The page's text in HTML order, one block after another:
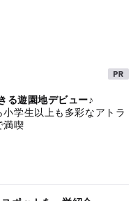
る遊園地デビュー♪
学生以上も多彩なアトラ
満喫